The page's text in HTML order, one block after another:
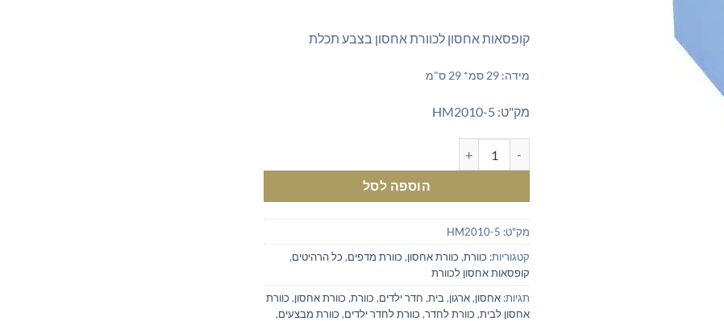
₪38.00.
קופסאות אחסון לכוורת אחסון בצבע תכלת
מידה: 29 סמ* 29 ס"מ
מק"ט: HM2010-5
הוספה לסל
מק"ט: HM2010-5
קטגוריות: כוורת, כוורת אחסון, כוורת מדפים, כל הרהיטים,
קופסאות אחסון לכוורת
תגיות: אחסון,ארגון, בית, חדר ילדים, כוורת, כוורת אחסון, כוורת
אחסון לבית, כוורת לחדר, כוורת לחדר ילדים, כוורת מבצעים,